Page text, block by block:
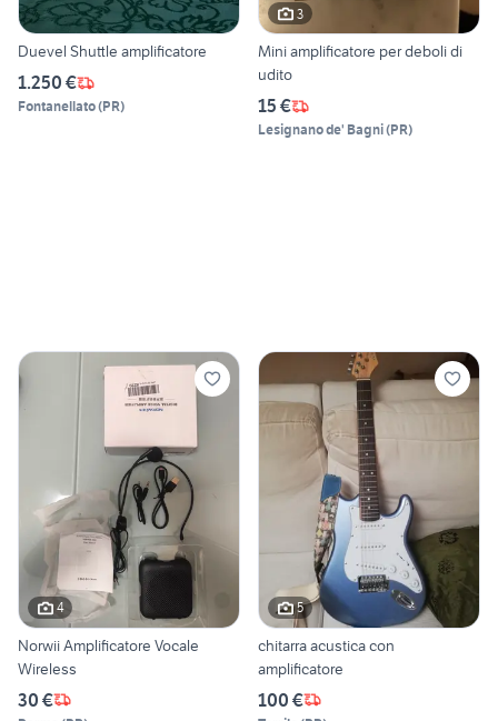
Duevel Shuttle amplificatore
1.250 €
Fontanellato(PR)
3
Mini amplificatore per deboli di
udito
15 €
Lesignano de' Bagni(PR)
4
Norwii Amplificatore Vocale
Wireless
30 €
5
chitarra acustica con
amplificatore
100 €